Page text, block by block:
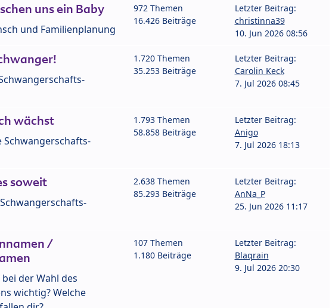
uns ein Baby
und Familienplanung
972 Themen
16.426 Beiträge
Letzter Beitrag:
christinna39
10. Jun 2026 08:56
1.720 Themen
35.253 Beiträge
Letzter Beitrag:
Carolin Keck
7. Jul 2026 08:45
wächst
Schwangerschafts-
1.793 Themen
58.858 Beiträge
Letzter Beitrag:
Anigo
7. Jul 2026 18:13
soweit
2.638 Themen
85.293 Beiträge
Letzter Beitrag:
AnNa_P
25. Jun 2026 11:17
/
der Wahl des
wichtig? Welche
107 Themen
1.180 Beiträge
Letzter Beitrag:
Blaqrain
9. Jul 2026 20:30